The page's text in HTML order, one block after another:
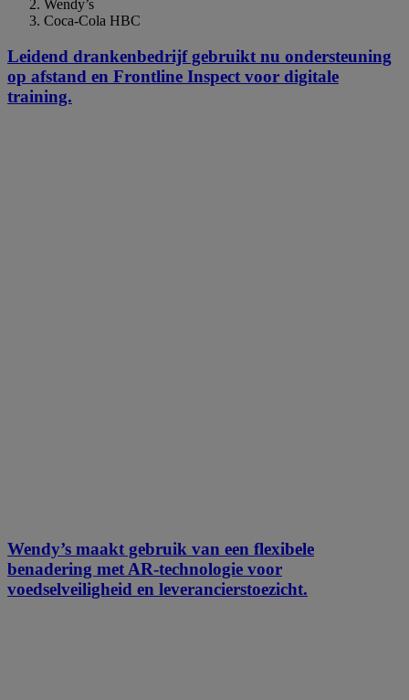
Wendy’s
Coca-Cola HBC
Leidend drankenbedrijf gebruikt nu ondersteuning
op afstand en Frontline Inspect voor digitale
training.
Wendy’s maakt gebruik van een flexibele
benadering met AR-technologie voor
voedselveiligheid en leverancierstoezicht.